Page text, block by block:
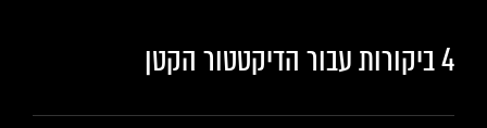
4 ביקורות עבור הדיקטטור הקטן